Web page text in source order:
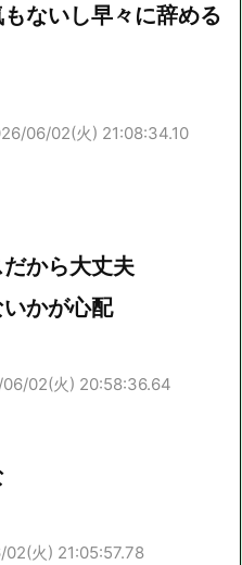
ないし早々に辞める
06/02(火) 21:08:34.10
から大丈夫
かが心配
02(火) 20:58:36.64
火) 21:05:57.78